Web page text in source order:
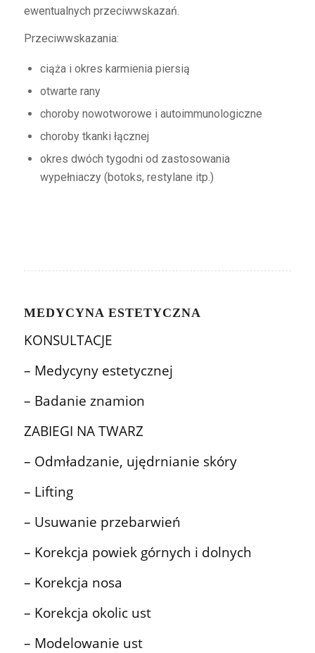
ewentualnych przeciwwskazań.
Przeciwwskazania:
ciąża i okres karmienia piersią
otwarte rany
choroby nowotworowe i autoimmunologiczne
choroby tkanki łącznej
okres dwóch tygodni od zastosowania
wypełniaczy (botoks, restylane itp.)
MEDYCYNA ESTETYCZNA
KONSULTACJE
– Medycyny estetycznej
– Badanie znamion
ZABIEGI NA TWARZ
– Odmładzanie, ujędrnianie skóry
– Lifting
– Usuwanie przebarwień
– Korekcja powiek górnych i dolnych
– Korekcja nosa
– Korekcja okolic ust
– Modelowanie ust